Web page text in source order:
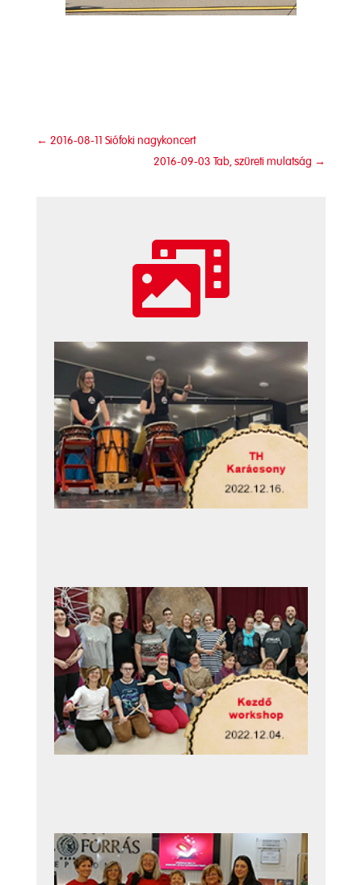
← 2016-08-11 Siófoki nagykoncert
2016-09-03 Tab, szüreti mulatság →
